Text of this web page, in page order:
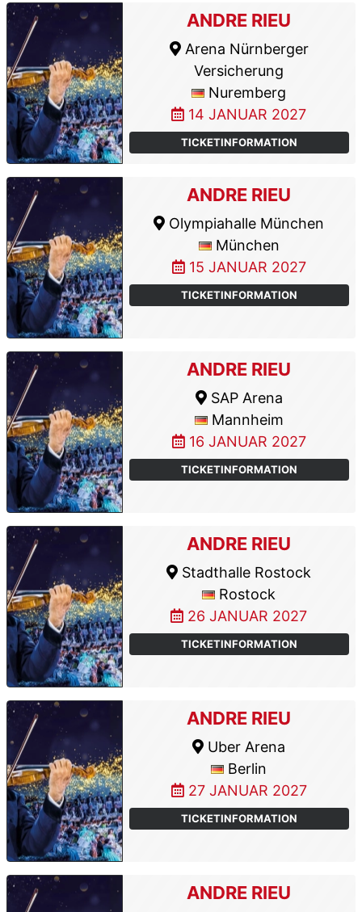
ANDRE RIEU
Arena Nürnberger
Versicherung
Nuremberg
14 JANUAR 2027
TICKETINFORMATION
ANDRE RIEU
Olympiahalle München
München
15 JANUAR 2027
TICKETINFORMATION
ANDRE RIEU
SAP Arena
Mannheim
16 JANUAR 2027
TICKETINFORMATION
ANDRE RIEU
Stadthalle Rostock
Rostock
26 JANUAR 2027
TICKETINFORMATION
ANDRE RIEU
Uber Arena
Berlin
27 JANUAR 2027
TICKETINFORMATION
ANDRE RIEU